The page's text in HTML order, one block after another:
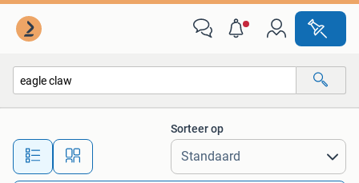
Alle afstanden…
Sorteer op